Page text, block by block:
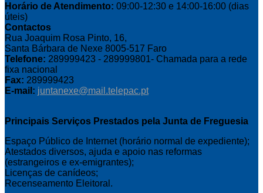
Horário de Atendimento: 09:00-12:30 e 14:00-16:00 (dias
úteis)
Contactos
Rua Joaquim Rosa Pinto, 16,
Santa Bárbara de Nexe 8005-517 Faro
Telefone: 289999423 - 289999801- Chamada para a rede
fixa nacional
Fax: 289999423
E-mail: juntanexe@mail.telepac.pt
Principais Serviços Prestados pela Junta de Freguesia
Espaço Público de Internet (horário normal de expediente);
Atestados diversos, ajuda e apoio nas reformas
(estrangeiros e ex-emigrantes);
Licenças de canídeos;
Recenseamento Eleitoral.